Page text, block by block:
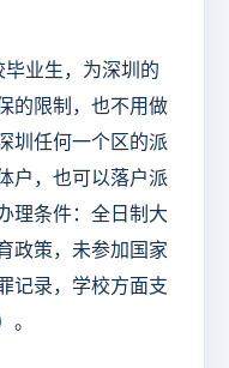
业生，为深圳的
的限制，也不用做
圳任何一个区的派
户，也可以落户派
理条件：全日制大
政策，未参加国家
记录，学校方面支
。